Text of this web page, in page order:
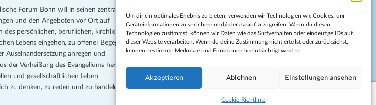
Um dir ein optimales Erlebnis zu bieten, verwenden wir Technologien wie Cookies, um
Geräteinformationen zu speichern und/oder darauf zuzugreifen. Wenn du diesen
Technologien zustimmst, können wir Daten wie das Surfverhalten oder eindeutige IDs auf
dieser Website verarbeiten. Wenn du deine Zustimmung nicht erteilst oder zurückziehst,
können bestimmte Merkmale und Funktionen beeinträchtigt werden.
Akzeptieren Ablehnen Einstellungen ansehen
Cookie-Richtlinie
Forum Bonn will in seinen zentralen
und den Angeboten vor Ort auf
des persönlichen, beruflichen, kirchlichen
Lebens eingehen, zu offener Begegnung
Auseinandersetzung anregen und
der Verheißung des Evangeliums heraus
und gesellschaftlichen Leben
zu denken, zu reden und zu handeln.
Datenschutz
Teilnahmebedingungen
Evangelische Kirche in Bonn
Cookie-Richtlinie (EU)